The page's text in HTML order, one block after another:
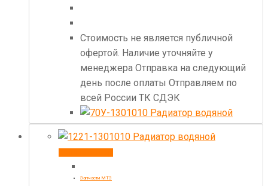
Стоимость не является публичной
офертой. Наличие уточняйте у
менеджера Отправка на следующий
день после оплаты Отправляем по
всей России ТК СДЭК
Запчасти МТЗ